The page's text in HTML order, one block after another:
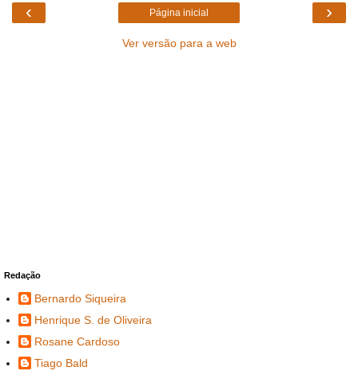
‹ ›
Página inicial
Ver versão para a web
Redação
Bernardo Siqueira
Henrique S. de Oliveira
Rosane Cardoso
Tiago Bald